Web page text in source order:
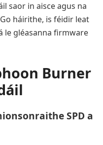
saor in aisce agus na
háirithe, is féidir leat
le gléasanna firmware
Burner
SPD a